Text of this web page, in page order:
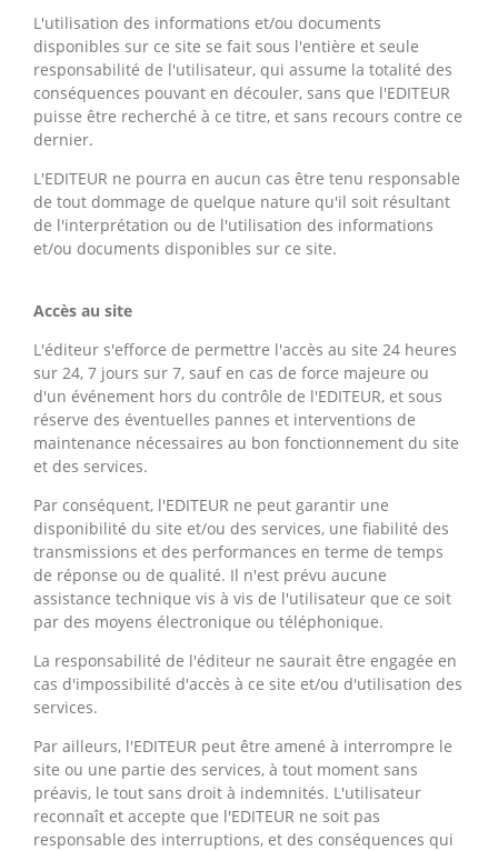
L'utilisation des informations et/ou documents
disponibles sur ce site se fait sous l'entière et seule
responsabilité de l'utilisateur, qui assume la totalité des
conséquences pouvant en découler, sans que l'EDITEUR
puisse être recherché à ce titre, et sans recours contre ce
dernier.
L'EDITEUR ne pourra en aucun cas être tenu responsable
de tout dommage de quelque nature qu'il soit résultant
de l'interprétation ou de l'utilisation des informations
et/ou documents disponibles sur ce site.
Accès au site
L'éditeur s'efforce de permettre l'accès au site 24 heures
sur 24, 7 jours sur 7, sauf en cas de force majeure ou
d'un événement hors du contrôle de l'EDITEUR, et sous
réserve des éventuelles pannes et interventions de
maintenance nécessaires au bon fonctionnement du site
et des services.
Par conséquent, l'EDITEUR ne peut garantir une
disponibilité du site et/ou des services, une fiabilité des
transmissions et des performances en terme de temps
de réponse ou de qualité. Il n'est prévu aucune
assistance technique vis à vis de l'utilisateur que ce soit
par des moyens électronique ou téléphonique.
La responsabilité de l'éditeur ne saurait être engagée en
cas d'impossibilité d'accès à ce site et/ou d'utilisation des
services.
Par ailleurs, l'EDITEUR peut être amené à interrompre le
site ou une partie des services, à tout moment sans
préavis, le tout sans droit à indemnités. L'utilisateur
reconnaît et accepte que l'EDITEUR ne soit pas
responsable des interruptions, et des conséquences qui